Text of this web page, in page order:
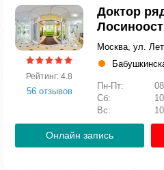
Рейтинг: 4.8
56 отзывов
Доктор
Москва, ул.
Пн-Пт:
Сб:
Вс:
Онлайн запись